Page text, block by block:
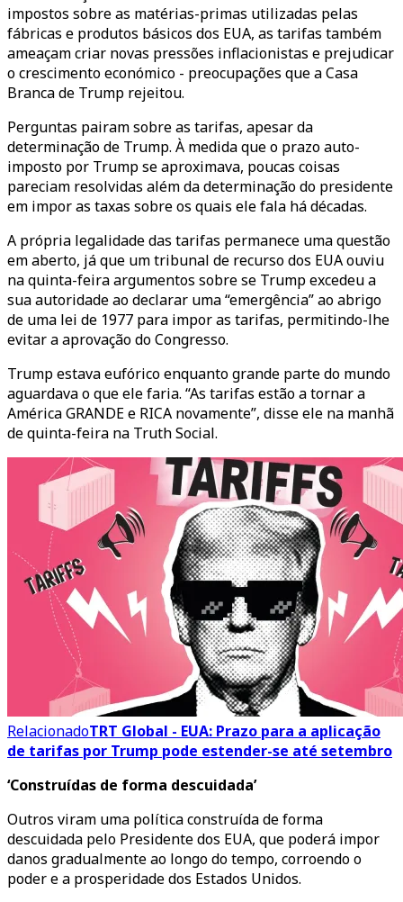
impostos sobre as matérias-primas utilizadas pelas
fábricas e produtos básicos dos EUA, as tarifas também
ameaçam criar novas pressões inflacionistas e prejudicar
o crescimento económico - preocupações que a Casa
Branca de Trump rejeitou.
Perguntas pairam sobre as tarifas, apesar da
determinação de Trump. À medida que o prazo auto-
imposto por Trump se aproximava, poucas coisas
pareciam resolvidas além da determinação do presidente
em impor as taxas sobre os quais ele fala há décadas.
A própria legalidade das tarifas permanece uma questão
em aberto, já que um tribunal de recurso dos EUA ouviu
na quinta-feira argumentos sobre se Trump excedeu a
sua autoridade ao declarar uma “emergência” ao abrigo
de uma lei de 1977 para impor as tarifas, permitindo-lhe
evitar a aprovação do Congresso.
Trump estava eufórico enquanto grande parte do mundo
aguardava o que ele faria. “As tarifas estão a tornar a
América GRANDE e RICA novamente”, disse ele na manhã
de quinta-feira na Truth Social.
RelacionadoTRT Global - EUA: Prazo para a aplicação
de tarifas por Trump pode estender-se até setembro
‘Construídas de forma descuidada’
Outros viram uma política construída de forma
descuidada pelo Presidente dos EUA, que poderá impor
danos gradualmente ao longo do tempo, corroendo o
poder e a prosperidade dos Estados Unidos.